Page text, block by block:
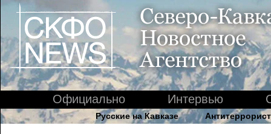
Официально Интервью
Русские на Кавказе